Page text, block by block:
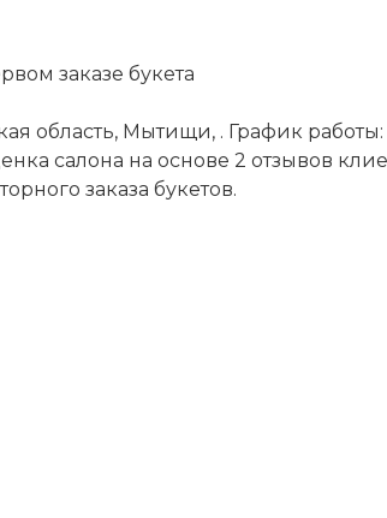
заказе букета
область, Мытищи, . График работы: ,
салона на основе 2 отзывов
заказа букетов.